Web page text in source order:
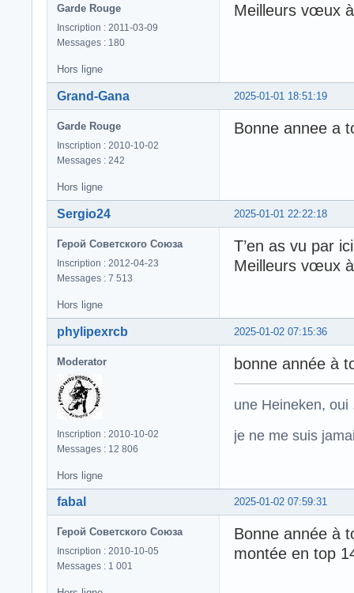
Garde Rouge
Inscription : 2011-03-09
Messages : 180
Meilleurs vœux
Hors ligne
2025-01-01 18:51:19
Grand-Gana
Garde Rouge
Inscription : 2010-10-02
Messages : 242
Bonne annee a
Hors ligne
2025-01-01 22:22:18
Sergio24
Герой Советского Союза
Inscription : 2012-04-23
Messages : 7 513
T’en as vu par
Meilleurs vœux
Hors ligne
2025-01-02 07:15:36
phylipexrcb
Moderator
Inscription : 2010-10-02
Messages : 12 806
bonne année à
une Heineken,
je ne me suis
Hors ligne
2025-01-02 07:59:31
fabal
Герой Советского Союза
Inscription : 2010-10-05
Messages : 1 001
Bonne année à
montée en top